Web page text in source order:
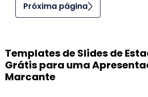
Próxima página
Templates de Slides de
Grátis para uma
Marcante